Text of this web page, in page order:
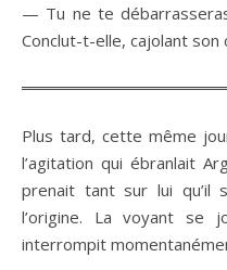
— Tu ne te
Conclut-t-elle, cajolant son
Plus tard, cette même
l’agitation qui ébranlait
prenait tant sur lui qu’il
l’origine. La voyant se
interrompit